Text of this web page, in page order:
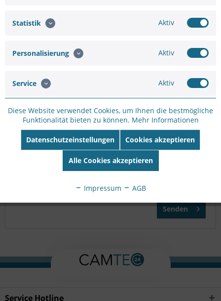
Bitte geben Sie die Zeichenfolge in das nachfolgende
Textfeld ein
Ich habe dieDatenschutzbestimmungenzur Kenntnis
Senden
Service Hotline
Statistik Aktiv
Personalisierung Aktiv
Service Aktiv
Diese Website verwendet Cookies, um Ihnen die bestmögliche
Funktionalität bieten zu können. Mehr Informationen
Datenschutzeinstellungen Cookies akzeptieren
Alle Cookies akzeptieren
Impressum AGB